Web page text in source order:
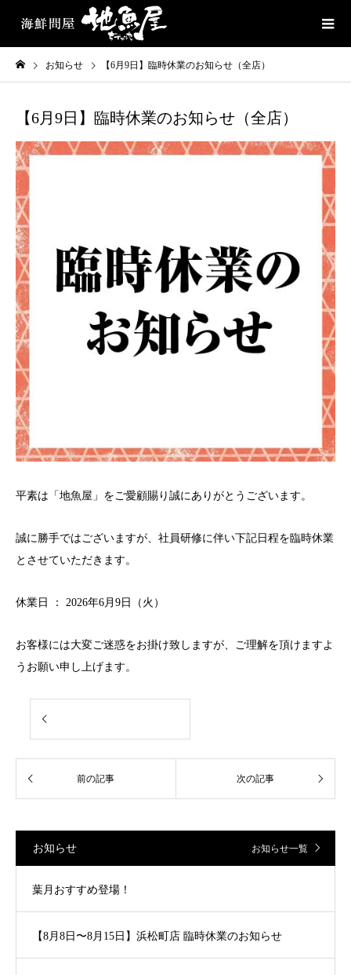
お知らせ 【6月9日】臨時休業のお知らせ（全店）
【6月9日】臨時休業のお知らせ（全店）
平素は「地魚屋」をご愛顧賜り誠にありがとうございます。
誠に勝手ではございますが、社員研修に伴い下記日程を臨時休業
とさせていただきます。
休業日 ： 2026年6月9日（火）
お客様には大変ご迷惑をお掛け致しますが、ご理解を頂けますよ
うお願い申し上げます。
お知らせ お知らせ一覧
葉月おすすめ登場！
【8月8日〜8月15日】浜松町店 臨時休業のお知らせ